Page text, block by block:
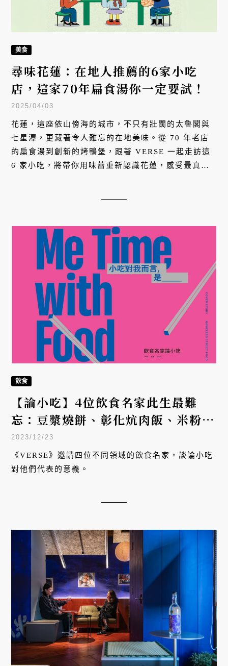
美食
尋味花蓮：在地人推薦的6家小吃
店，這家70年扁食湯你一定要試！
2025/04/03
花蓮，這座依山傍海的城市，不只有壯闊的太魯閣與
七星潭，更藏著令人難忘的在地美味。從 70 年老店
的扁食湯到創新的烤鴨堡，跟著 VERSE 一起走訪這
6 家小吃，將帶你用味蕾重新認識花蓮，感受最真實
飲食
【論小吃】4位飲食名家此生最難
忘：豆漿燒餅、彰化炕肉飯、米粉湯
與肉圓
2023/12/23
《VERSE》邀請四位不同領域的飲食名家，談論小吃
對他們代表的意義。